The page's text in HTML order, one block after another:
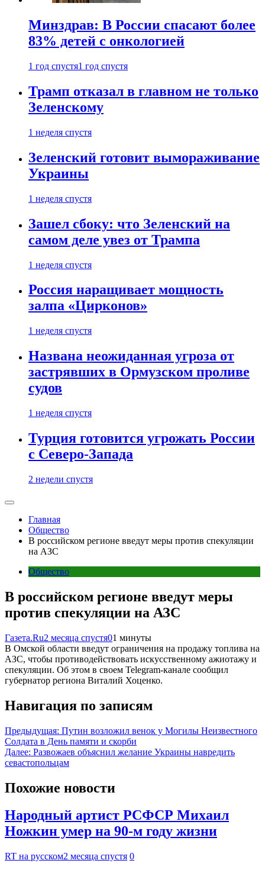
Минздрав: В России спасают более
83% детей с онкологией
1 год спустя1 год спустя
Трамп отказал в главном не только
Зеленскому
1 неделя спустя
Зеленский готовит вымораживание
Украины
1 неделя спустя
Зашел сбоку: что Зеленский на
самом деле увез от Трампа
1 неделя спустя
Россия наращивает мощность
залпа «Цирконов»
1 неделя спустя
Названа неожиданная угроза от
застрявших в Ормузском проливе
судов
1 неделя спустя
Турция готовится угрожать России
с Северо-Запада
2 недели спустя
Главная
Общество
В российском регионе введут меры против спекуляции
на АЗС
Общество
В российском регионе введут меры
против спекуляции на АЗС
Газета.Ru2 месяца спустя01 минуты
В Омской области введут ограничения на продажу топлива на
АЗС, чтобы противодействовать искусственному ажиотажу и
спекуляции. Об этом в своем Telegram-канале сообщил
губернатор региона Виталий Хоценко.
Навигация по записям
Предыдущая: Путин возложил венок у Могилы Неизвестного
Солдата в День памяти и скорби
Далее: Развожаев объяснил желание Украины навредить
севастопольцам
Похожие новости
Народный артист РСФСР Михаил
Ножкин умер на 90-м году жизни
RT на русском2 месяца спустя 0